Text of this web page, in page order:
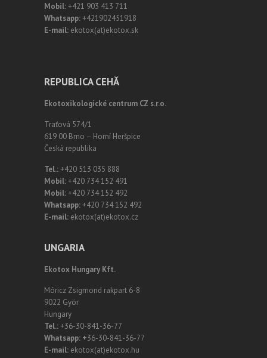
Mobil:+421 903 413 711
Whatsapp:+421902451918
E-mail: ekotox(at)ekotox.sk
REPUBLICA CEHĂ
Ekotoxikologické centrum CZ s.r.o.
Traťová 574/1
619 00 Brno – Horní Heršpice
Česká republika
Tel.:+420 513 035 888
Mobil:+420 734 152 491
Mobil:+420 734 152 492
Whatsapp:+420 734 152 492
E-mail: ekotox(at)ekotox.cz
UNGARIA
Ekotox Hungary Kft.
Móricz Zsigmond rakpart 6-8
9022 Györ
Hungary
Tel.:+36-30-841-36-77
Whatsapp: +36-30-841-36-77
E-mail: ekotox(at)ekotox.hu